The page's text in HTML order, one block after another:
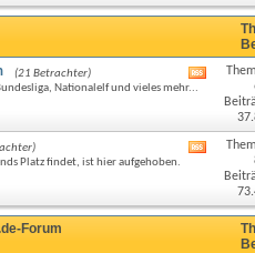
(21 Betrachter)
Nationalelf und vieles mehr...
RSS-
dieses
Forums
Platz findet, ist hier aufgehoben.
RSS-
dieses
Forums
Forum